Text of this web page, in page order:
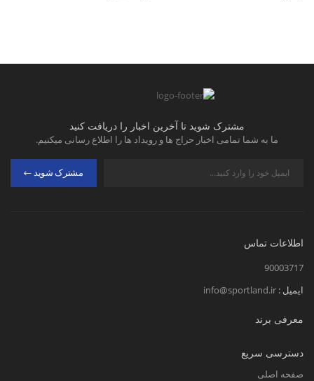
مشترک شوید تا آخرین اخبار را دریافت کنید
ما به شما تمامی اخبار حراج ها و رویداد ها را اطلاع رسانی میکنیم.
مشترک شوید
اطلاعات تماس
90003717
ایمیل : info@sportland.ir
معرفی برند
دسترسی سریع
صفحه اصلی